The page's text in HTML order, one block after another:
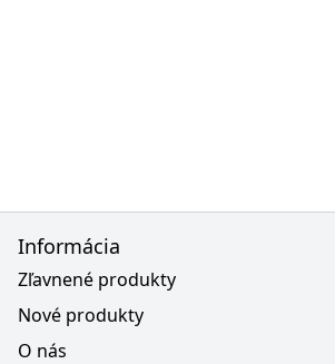
Informácia
Zľavnené produkty
Nové produkty
O nás